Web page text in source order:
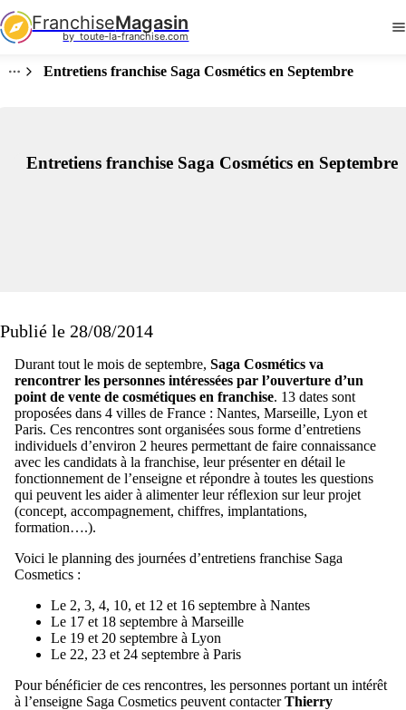
FranchiseMagasin
by  toute-la-franchise.com
Entretiens franchise Saga Cosmétics en Septembre
Entretiens franchise Saga Cosmétics en Septembre
Publié le 28/08/2014
Durant tout le mois de septembre, Saga Cosmétics va
rencontrer les personnes intéressées par l’ouverture d’un
point de vente de cosmétiques en franchise. 13 dates sont
proposées dans 4 villes de France : Nantes, Marseille, Lyon et
Paris. Ces rencontres sont organisées sous forme d’entretiens
individuels d’environ 2 heures permettant de faire connaissance
avec les candidats à la franchise, leur présenter en détail le
fonctionnement de l’enseigne et répondre à toutes les questions
qui peuvent les aider à alimenter leur réflexion sur leur projet
(concept, accompagnement, chiffres, implantations,
formation….).
Voici le planning des journées d’entretiens franchise Saga
Cosmetics :
Le 2, 3, 4, 10, et 12 et 16 septembre à Nantes
Le 17 et 18 septembre à Marseille
Le 19 et 20 septembre à Lyon
Le 22, 23 et 24 septembre à Paris
Pour bénéficier de ces rencontres, les personnes portant un intérêt
à l’enseigne Saga Cosmetics peuvent contacterThierry